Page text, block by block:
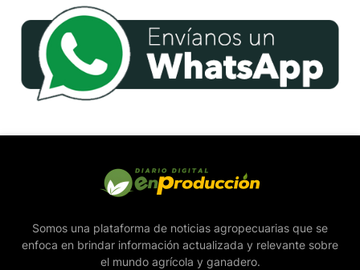
Somos una plataforma de noticias agropecuarias que se
enfoca en brindar información actualizada y relevante sobre
el mundo agrícola y ganadero.